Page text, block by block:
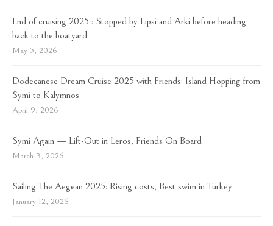
End of cruising 2025 : Stopped by Lipsi and Arki before heading
back to the boatyard
May 5, 2026
Dodecanese Dream Cruise 2025 with Friends: Island Hopping from
Symi to Kalymnos
April 9, 2026
Symi Again — Lift-Out in Leros, Friends On Board
March 3, 2026
Sailing The Aegean 2025: Rising costs, Best swim in Turkey
January 12, 2026